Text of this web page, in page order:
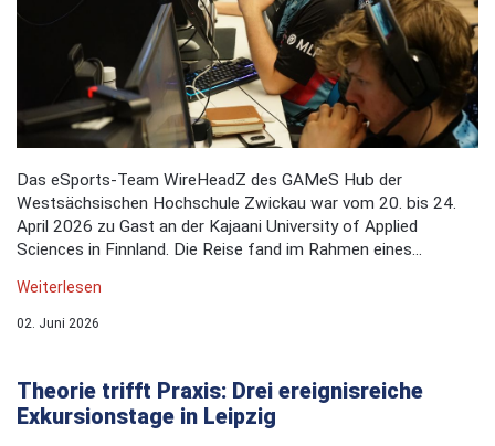
Das eSports-Team WireHeadZ des GAMeS Hub der
Westsächsischen Hochschule Zwickau war vom 20. bis 24.
April 2026 zu Gast an der Kajaani University of Applied
Sciences in Finnland. Die Reise fand im Rahmen eines...
Weiterlesen
02. Juni 2026
Theorie trifft Praxis: Drei ereignisreiche
Exkursionstage in Leipzig